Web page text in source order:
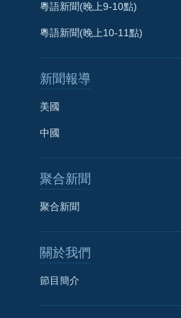
粵語新聞(晚上9-10點)
粵語新聞(晚上10-11點)
新聞報導
美國
中國
聚合新聞
聚合新聞
關於我們
節目簡介